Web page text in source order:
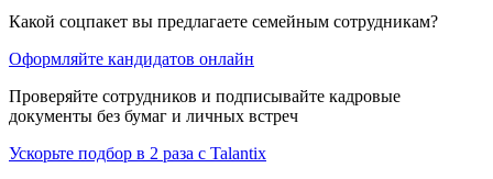
Какой соцпакет вы предлагаете семейным сотрудникам?
Оформляйте кандидатов онлайн
Проверяйте сотрудников и подписывайте кадровые
документы без бумаг и личных встреч
Ускорьте подбор в 2 раза с Talantix